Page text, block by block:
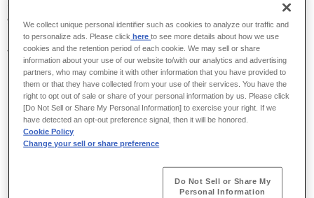
船としては
9
隻目、アンモニア積載も可能にした新型船型としては2隻目になり
ます。
今後、坂出工場で建造し、2023年に竣工予定です。
We collect unique personal identifier such as cookies to analyze our traffic and
to personalize ads. Please click hereto see more details about how we use
cookies and the retention period of each cookie. We may sell or share
information about your use of our website to/with our analytics and advertising
partners, who may combine it with other information that you have provided to
them or that they have collected from your use of their services. You have the
right to opt out of sale or share of your personal information by us. Please click
[Do Not Sell or Share My Personal Information] to exercise your right. If we
have detected an opt-out preference signal, then it will be honored.
Cookie Policy
Change your sell or share preference
Do Not Sell or Share My
Personal Information